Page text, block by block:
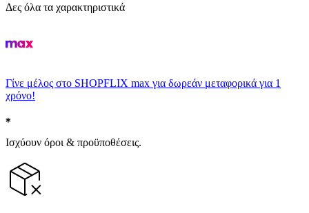
Δες όλα τα χαρακτηριστικά
Γίνε μέλος στο SHOPFLIX max για δωρεάν μεταφορικά για 1
χρόνο!
Ισχύουν όροι & προϋποθέσεις.